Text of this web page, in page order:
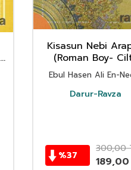
Kisasun Nebi
(Roman Boy-
Samua)
Ebul Hasen Ali En-
Darur-Ravza
%37
300,00
189,00